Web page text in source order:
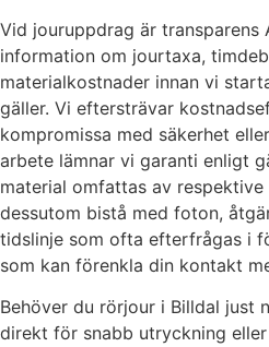
Vid jouruppdrag är transparens
information om jourtaxa,
materialkostnader innan vi
gäller. Vi eftersträvar
kompromissa med säkerhet
arbete lämnar vi garanti enligt
material omfattas av
dessutom bistå med foton,
tidslinje som ofta efterfrågas i
som kan förenkla din kontakt
Behöver du rörjour i Billdal just
direkt för snabb utryckning